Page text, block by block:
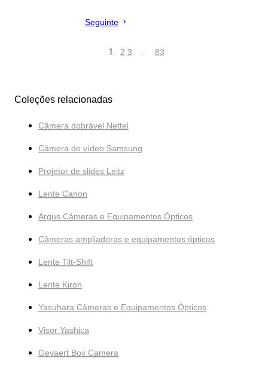
Seguinte
1 2 3 … 83
Coleções relacionadas
Câmera dobrável Nettel
Câmera de vídeo Samsung
Projetor de slides Leitz
Lente Canon
Argus Câmeras e Equipamentos Ópticos
Câmeras ampliadoras e equipamentos ópticos
Lente Tilt-Shift
Lente Kiron
Yasuhara Câmeras e Equipamentos Ópticos
Visor Yashica
Gevaert Box Camera